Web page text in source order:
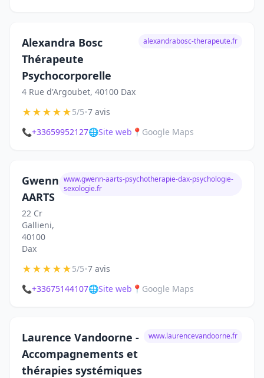
Alexandra Bosc
Thérapeute
Psychocorporelle
4 Rue d'Argoubet, 40100 Dax
alexandrabosc-therapeute.fr
★★★★★5/5•7 avis
📞+33659952127🌐Site web 📍 Google Maps
Gwenn
AARTS
22 Cr
Gallieni,
40100
Dax
www.gwenn-aarts-psychotherapie-dax-psychologie-
sexologie.fr
★★★★★5/5•7 avis
📞+33675144107🌐Site web 📍 Google Maps
Laurence Vandoorne -
Accompagnements et
thérapies systémiques
www.laurencevandoorne.fr